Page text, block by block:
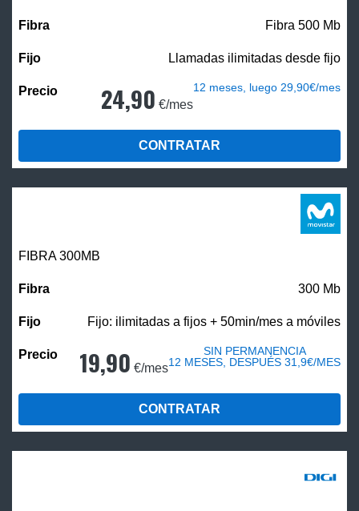
Fibra 500 Mb
Llamadas ilimitadas desde fijo
24,90 €/mes
12 meses, luego 29,90€/mes
CONTRATAR
FIBRA 300MB
300 Mb
Fijo: ilimitadas a fijos + 50min/mes a móviles
19,90 €/mes
SIN PERMANENCIA
12 MESES, DESPUÉS 31,9€/MES
CONTRATAR